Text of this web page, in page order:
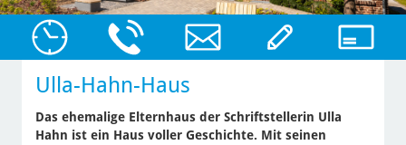
Ulla-Hahn-Haus
Das ehemalige Elternhaus der Schriftstellerin Ulla
Hahn ist ein Haus voller Geschichte. Mit seinen